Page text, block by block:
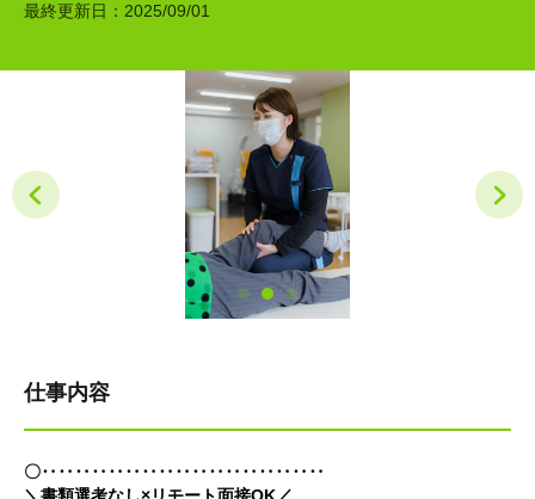
最終更新日： 2025/09/01
仕事内容
〇‥‥‥‥‥‥‥‥‥‥‥‥‥‥‥‥‥